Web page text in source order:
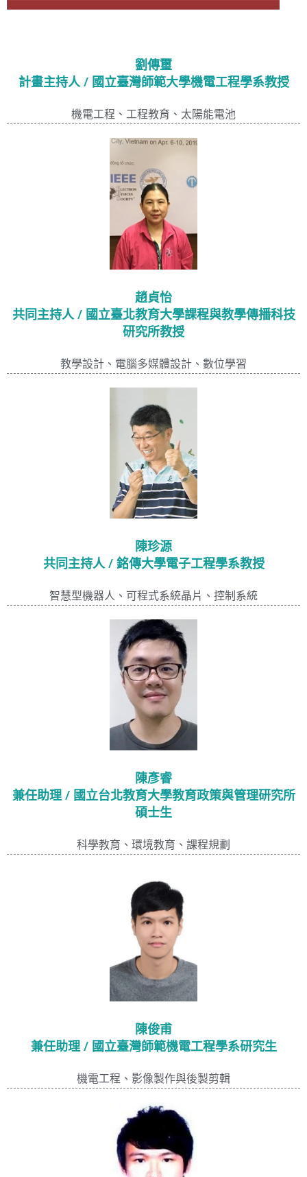
劉傳璽
計畫主持人 / 國立臺灣師範大學機電工程學系教授
機電工程、工程教育、太陽能電池
趙貞怡
共同主持人 / 國立臺北教育大學課程與教學傳播科技
研究所教授
教學設計、電腦多媒體設計、數位學習
陳珍源
共同主持人 / 銘傳大學電子工程學系教授
智慧型機器人、可程式系統晶片、控制系統
陳彥睿
兼任助理 / 國立台北教育大學教育政策與管理研究所
碩士生
科學教育、環境教育、課程規劃
陳俊甫
兼任助理 / 國立臺灣師範機電工程學系研究生
機電工程、影像製作與後製剪輯